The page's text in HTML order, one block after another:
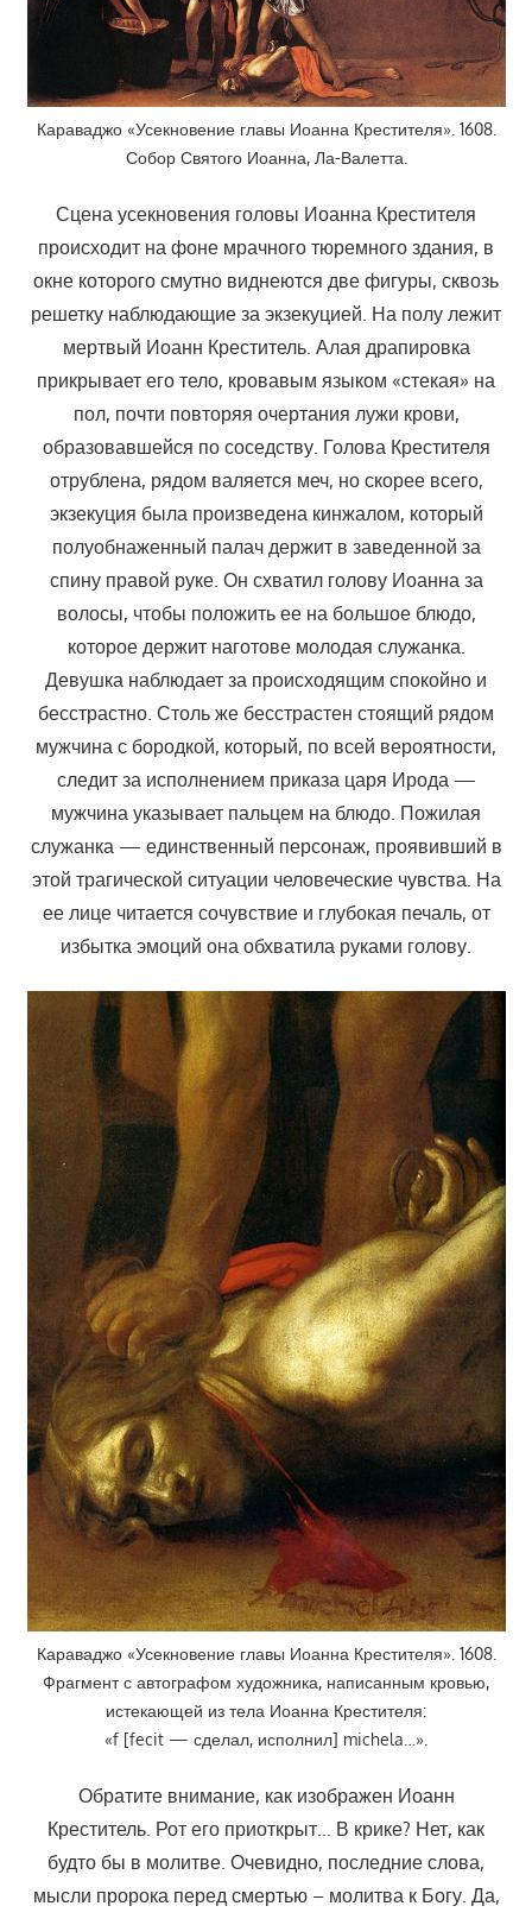
Караваджо «Усекновение главы Иоанна Крестителя». 1608.
Собор Святого Иоанна, Ла-Валетта.
Сцена усекновения головы Иоанна Крестителя
происходит на фоне мрачного тюремного здания, в
окне которого смутно виднеются две фигуры, сквозь
решетку наблюдающие за экзекуцией. На полу лежит
мертвый Иоанн Креститель. Алая драпировка
прикрывает его тело, кровавым языком «стекая» на
пол, почти повторяя очертания лужи крови,
образовавшейся по соседству. Голова Крестителя
отрублена, рядом валяется меч, но скорее всего,
экзекуция была произведена кинжалом, который
полуобнаженный палач держит в заведенной за
спину правой руке. Он схватил голову Иоанна за
волосы, чтобы положить ее на большое блюдо,
которое держит наготове молодая служанка.
Девушка наблюдает за происходящим спокойно и
бесстрастно. Столь же бесстрастен стоящий рядом
мужчина с бородкой, который, по всей вероятности,
следит за исполнением приказа царя Ирода —
мужчина указывает пальцем на блюдо. Пожилая
служанка — единственный персонаж, проявивший в
этой трагической ситуации человеческие чувства. На
ее лице читается сочувствие и глубокая печаль, от
избытка эмоций она обхватила руками голову.
Караваджо «Усекновение главы Иоанна Крестителя». 1608.
Фрагмент с автографом художника, написанным кровью,
истекающей из тела Иоанна Крестителя:
«f [fecit — сделал, исполнил] michela…».
Обратите внимание, как изображен Иоанн
Креститель. Рот его приоткрыт… В крике? Нет, как
будто бы в молитве. Очевидно, последние слова,
мысли пророка перед смертью – молитва к Богу. Да,